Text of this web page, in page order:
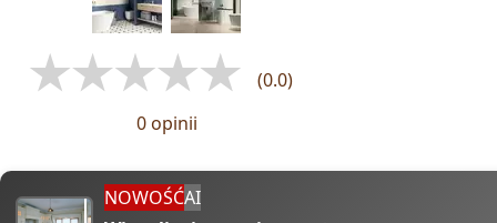
(0.0)
0 opinii
NOWOŚĆAI